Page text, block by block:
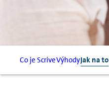
Co je ScriveVýhodyJak na to